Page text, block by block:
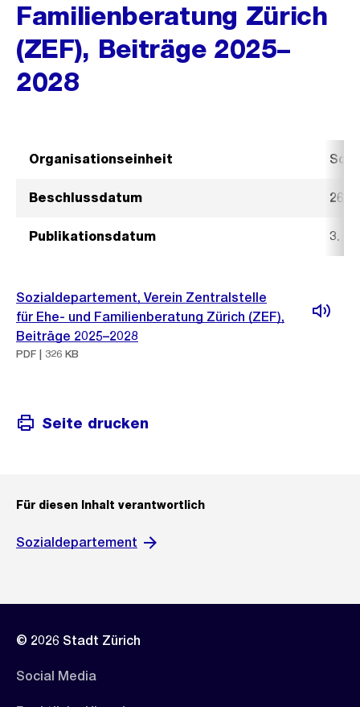
Familienberatung Zürich
(ZEF), Beiträge 2025–
2028
Organisationseinheit
Beschlussdatum 26.
Publikationsdatum 3.
Sozialdepartement, Verein Zentralstelle
für Ehe- und Familienberatung Zürich (ZEF),
Beiträge 2025–2028
PDF | 326 KB
Seite drucken
Für diesen Inhalt verantwortlich
Sozialdepartement
© 2026 Stadt Zürich
Social Media